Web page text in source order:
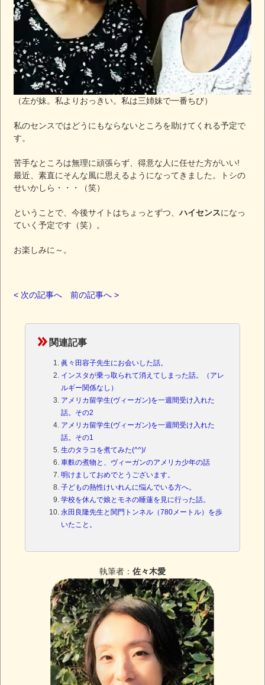
（左が妹。私よりおっきい。私は三姉妹で一番ちび）
私のセンスではどうにもならないところを助けてくれる予定で
す。
苦手なところは無理に頑張らず、得意な人に任せた方がいい!
最近、素直にそんな風に思えるようになってきました。トシの
せいかしら・・・（笑）
ということで、今後サイトはちょっとずつ、ハイセンスになっ
ていく予定です（笑）。
お楽しみに～。
< 次の記事へ 前の記事へ >
関連記事
眞々田容子先生にお会いした話。
インスタが乗っ取られて消えてしまった話。（アレ
ルギー関係なし）
アメリカ留学生(ヴィーガン)を一週間受け入れた
話。その2
アメリカ留学生(ヴィーガン)を一週間受け入れた
話。その1
生のタラコを煮てみた(^^)/
車麩の煮物と、ヴィーガンのアメリカ少年の話
明けましておめでとうございます。
子どもの熱性けいれんに悩んでいる方へ。
学校を休んで娘とモネの睡蓮を見に行った話。
永田良隆先生と関門トンネル（780メートル）を歩
いたこと。
執筆者： 佐々木愛